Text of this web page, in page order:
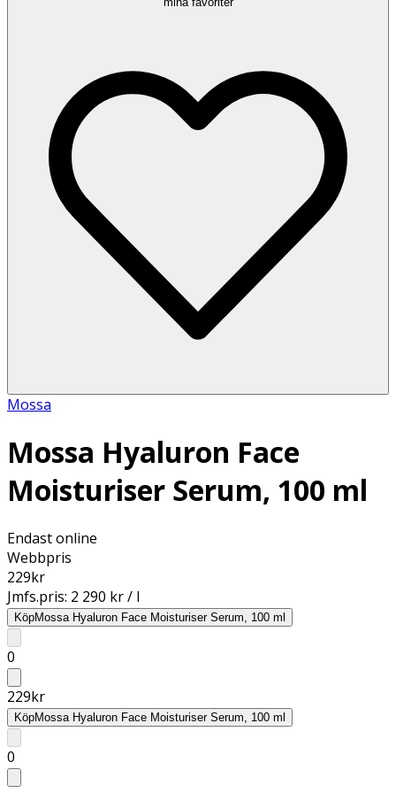
Mossa
Mossa Hyaluron Face
Moisturiser Serum, 100 ml
Endast online
Webbpris
229kr
Jmfs.pris: 2 290 kr / l
KöpMossa Hyaluron Face Moisturiser Serum, 100 ml
0
229kr
KöpMossa Hyaluron Face Moisturiser Serum, 100 ml
0